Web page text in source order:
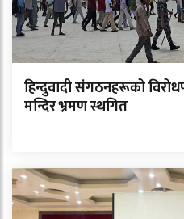
हिन्दुवादी संगठनहरूको
मन्दिर भ्रमण स्थगित